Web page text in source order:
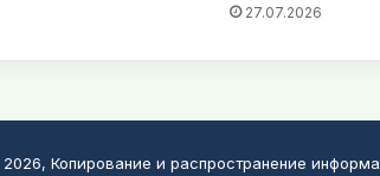
27.07.2026
Копирование и распространение